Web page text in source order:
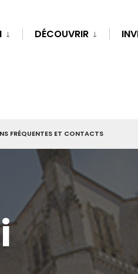
DÉCOUVRIR
FRÉQUENTES ET CONTACTS